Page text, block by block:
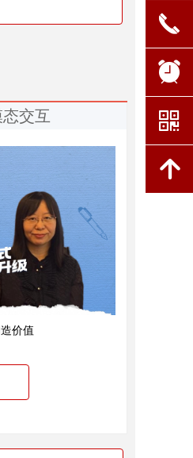
刘东影女士
交互
价值
끅
뀥
낃
녕